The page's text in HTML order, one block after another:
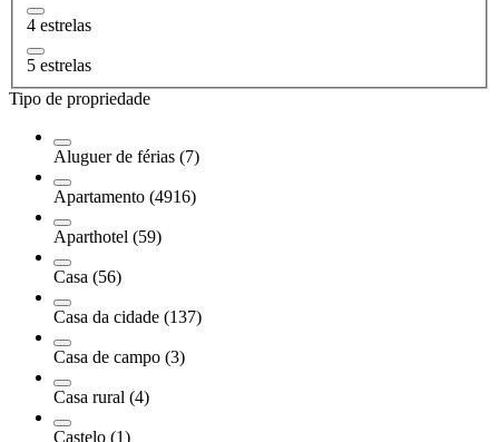
4 estrelas
5 estrelas
Tipo de propriedade
Aluguer de férias (7)
Apartamento (4916)
Aparthotel (59)
Casa (56)
Casa da cidade (137)
Casa de campo (3)
Casa rural (4)
Castelo (1)